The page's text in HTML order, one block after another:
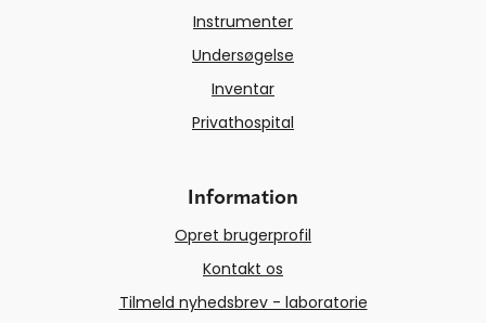
Instrumenter
Undersøgelse
Inventar
Privathospital
Information
Opret brugerprofil
Kontakt os
Tilmeld nyhedsbrev - laboratorie